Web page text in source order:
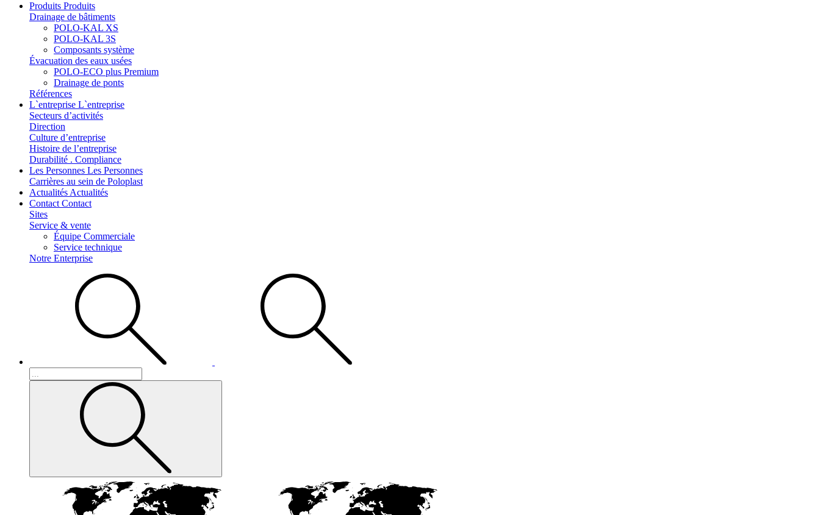
Produits Produits
Drainage de bâtiments
POLO-KAL XS
POLO-KAL 3S
Composants système
Évacuation des eaux usées
POLO-ECO plus Premium
Drainage de ponts
Références
L`entreprise L`entreprise
Secteurs d’activités
Direction
Culture d’entreprise
Histoire de l’entreprise
Durabilité . Compliance
Les Personnes Les Personnes
Carrières au sein de Poloplast
Actualités Actualités
Contact Contact
Sites
Service & vente
Équipe Commerciale
Service technique
Notre Enterprise